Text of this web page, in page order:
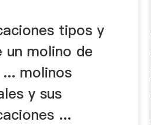
tipos y
un molino de
molinos
y sus
...